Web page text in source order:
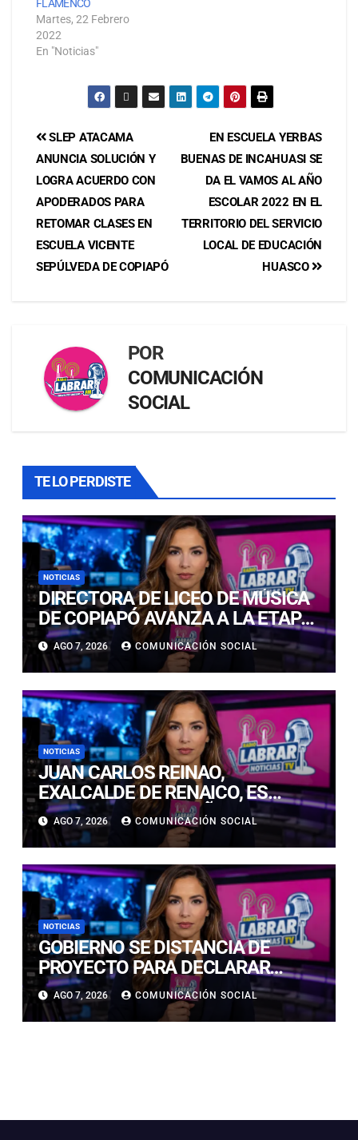
FLAMENCO
Martes, 22 Febrero
2022
En "Noticias"
EN ESCUELA YERBAS
BUENAS DE INCAHUASI SE
DA EL VAMOS AL AÑO
ESCOLAR 2022 EN EL
TERRITORIO DEL SERVICIO
LOCAL DE EDUCACIÓN
HUASCO
SLEP ATACAMA
ANUNCIA SOLUCIÓN Y
LOGRA ACUERDO CON
APODERADOS PARA
RETOMAR CLASES EN
ESCUELA VICENTE
SEPÚLVEDA DE COPIAPÓ
POR
COMUNICACIÓN
SOCIAL
TE LO PERDISTE
NOTICIAS
DIRECTORA DE LICEO DE MÚSICA
DE COPIAPÓ AVANZA A LA ETAPA
FINAL DEL PREMIO LED 2026 POR
INNOVACIÓN EDUCATIVA
AGO 7, 2026 COMUNICACIÓN SOCIAL
NOTICIAS
JUAN CARLOS REINAO,
EXALCALDE DE RENAICO, ES
CONDENADO A 15 AÑOS DE
CÁRCEL POR DELITOS DE
CONNOTACIÓN SEXUAL
AGO 7, 2026 COMUNICACIÓN SOCIAL
NOTICIAS
GOBIERNO SE DISTANCIA DE
PROYECTO PARA DECLARAR
FERIADO EL 17 DE SEPTIEMBRE:
“NO ES NECESARIO INNOVAR”
AGO 7, 2026 COMUNICACIÓN SOCIAL